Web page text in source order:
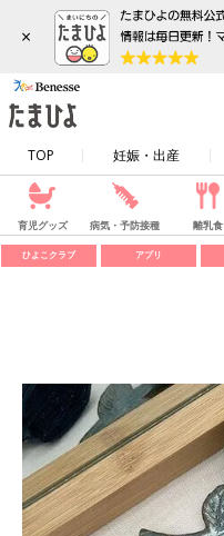
×
TOP 妊娠・出産
育児グッズ 病気・予防接種 離乳食
ひよこクラブ アプリ